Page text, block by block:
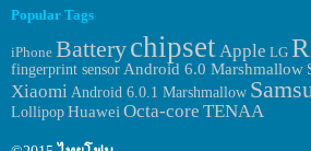
ละเอียดระบุออกมาอย่างแน่ชัด สำหรับ
เข้าอินเดียนั้นตามข่าวระบุว่า
จอแสดงผลขนาด 6.4 นิ้ว โดยความล
แต่รุ่น Plus นั้นจะมีความละเอียดของ
ของ Plus นั้นน่าจะเป็น QHD ในส่วน
Popular Tags
iPhone BatterychipsetApple LG
fingerprint sensorAndroid 6.0 Marshmallow
XiaomiAndroid 6.0.1 Marshmallow
Lollipop HuaweiOcta-core TENAA